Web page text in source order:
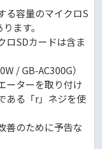
る容量のマイクロS
ます。
SDカードは含ま
/ GB-AC300G）
ーターを取り付け
ある「r」ネジを使
善のために予告な